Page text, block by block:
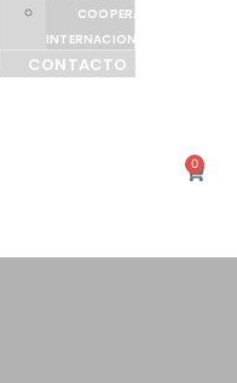
COOPERACIÓN
INTERNACIONAL
CONTACTO
0